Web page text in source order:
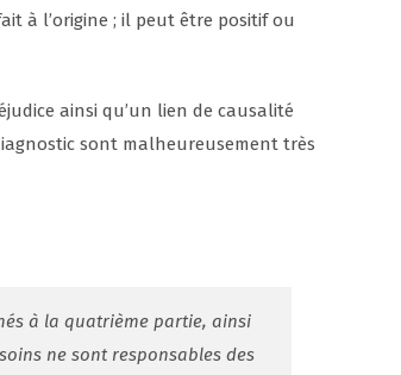
à l’origine ; il peut être positif ou
ainsi qu’un lien de causalité
sont malheureusement très
à la quatrième partie, ainsi
ne sont responsables des